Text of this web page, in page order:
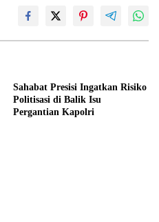
Sahabat Presisi Ingatkan Risiko
Politisasi di Balik Isu
Pergantian Kapolri